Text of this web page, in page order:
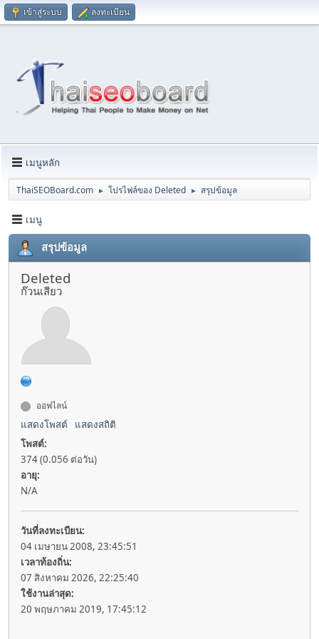
เข้าสู่ระบบ ลงทะเบียน
เมนูหลัก
ThaiSEOBoard.com ► โปรไฟล์ของ Deleted ► สรุปข้อมูล
เมนู
สรุปข้อมูล
Deleted
ก๊วนเสียว
ออฟไลน์
แสดงโพสต์
แสดงสถิติ
โพสต์:
374 (0.056 ต่อวัน)
อายุ:
N/A
วันที่ลงทะเบียน:
04 เมษายน 2008, 23:45:51
เวลาท้องถิ่น:
07 สิงหาคม 2026, 22:25:40
ใช้งานล่าสุด:
20 พฤษภาคม 2019, 17:45:12